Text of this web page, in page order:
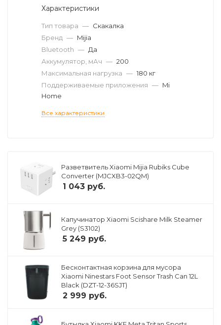
Характеристики
Тип товара — Скакалка
Бренд — Mijia
Bluetooth — Да
Аккумулятор, мАч — 200
Максимальная нагрузка — 180 кг
Поддерживаемые приложения — Mi
Home
Все характеристики
Разветвитель Xiaomi Mijia Rubiks Cube
Converter (MJCXB3-02QM)
1 043 руб.
Капучинатор Xiaomi Scishare Milk Steamer
Grey (S3102)
5 249 руб.
Бесконтактная корзина для мусора
Xiaomi Ninestars Foot Sensor Trash Can 12L
Black (DZT-12-36SJT)
2 999 руб.